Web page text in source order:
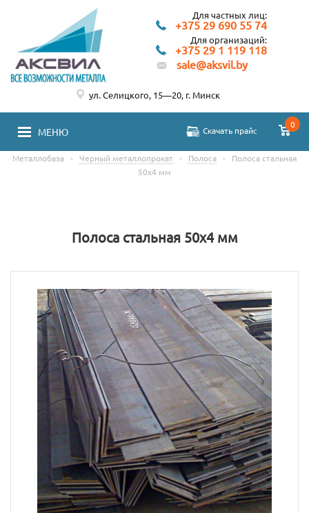
Для частных лиц:
+375 29 690 55 74
Для организаций:
+375 29 1 119 118
sale@aksvil.by
МЕНЮ Скачать прайс
0
ул. Селицкого, 15—20, г. Минск
Металлобаза - Черный металлопрокат - Полоса -
Полоса стальная
50х4 мм
Полоса стальная 50х4 мм